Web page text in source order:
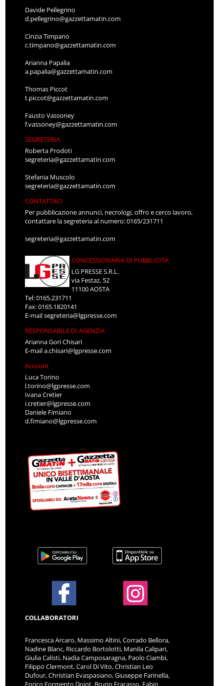
Davide Pellegrino
d.pellegrino@gazzettamatin.com
Cinzia Timpano
c.timpano@gazzettamatin.com
Arianna Papalia
a.papalia@gazzettamatin.com
Thomas Piccot
t.piccot@gazzettamatin.com
Fausto Vassoney
f.vassoney@gazzettamatin.com
SEGRETERIA
Roberta Prodoti
segreteria@gazzettamatin.com
Stefania Muscolo
segreteria@gazzettamatin.com
CONTATTACI
Per pubblicazione annunci, necrologi, offro e cerco lavoro,
contattare la segreteria al numero: 0165/231711
segreteria@gazzettamatin.com
CONCESSIONARIA DI PUBBLICITÀ
LG PRESSE S.R.L.
via Festaz, 52
11100 AOSTA
Tel: 0165.231711
Fax: 0165.1820141
E-mailsegreteria@lgpresse.com
RESPONSABILE DI AGENZIA
Arianna Gori Chisari
E-maila.chisari@lgpresse.com
Account
Luca Torino
l.torino@lgpresse.com
Ivana Cretier
i.cretier@lgpresse.com
Daniele Fimiano
d.fimiano@lgpresse.com
COLLABORATORI
Francesca Arcaro, Massimo Altini, Corrado Bellora,
Nadine Blanc, Riccardo Bortolotti, Manila Calipari,
Giulia Calisti, Nadia Camposaragna, Paolo Ciambi,
Filippo Clermont, Carol Di Vito, Christian Leo
Dufour, Christian Evaspasiano, Giuseppe Farinella,
Enrico Formento Dojot, Bruno Fracasso, Fabio